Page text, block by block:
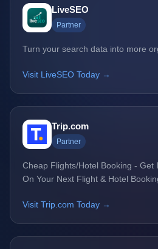
LiveSEO
Partner
Turn your search data into more
Visit LiveSEO Today →
Trip.com
Partner
Cheap Flights/Hotel Booking - Get
On Your Next Flight & Hotel
Visit Trip.com Today →